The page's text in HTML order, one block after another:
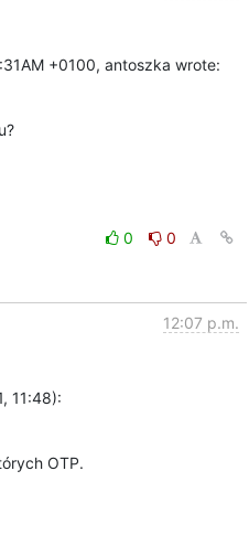
+0100, antoszka wrote:
0
0
12:07 p.m.
11:48):
OTP.